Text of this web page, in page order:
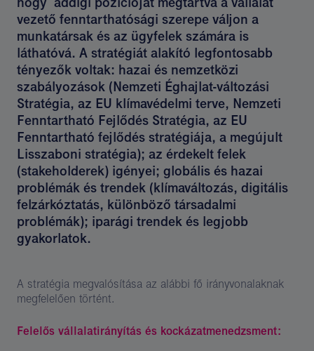
csoport
vezető fenntarthatósági szerepe váljon a
munkatársak és az ügyfelek számára is
láthatóvá. A stratégiát alakító legfontosabb
tényezők voltak: hazai és nemzetközi
szabályozások (Nemzeti Éghajlat-változási
Stratégia, az EU klímavédelmi terve, Nemzeti
Fenntartható Fejlődés Stratégia, az EU
Fenntartható fejlődés stratégiája, a megújult
Lisszaboni stratégia); az érdekelt felek
(stakeholderek) igényei; globális és hazai
problémák és trendek (klímaváltozás, digitális
felzárkóztatás, különböző társadalmi
problémák); iparági trendek és legjobb
gyakorlatok.
A stratégia megvalósítása az alábbi fő irányvonalaknak
megfelelően történt.
Felelős vállalatirányítás és kockázatmenedzsment: